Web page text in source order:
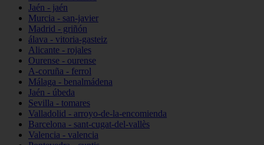
Jaén - jaén
Murcia - san-javier
Madrid - griñón
álava - vitoria-gasteiz
Alicante - rojales
Ourense - ourense
A-coruña - ferrol
Málaga - benalmádena
Jaén - úbeda
Sevilla - tomares
Valladolid - arroyo-de-la-encomienda
Barcelona - sant-cugat-del-vallès
Valencia - valencia